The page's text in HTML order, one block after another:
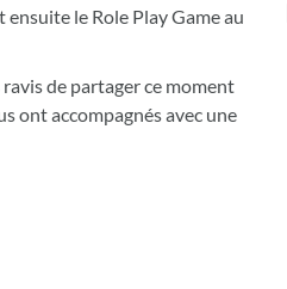
le Role Play Game au
de partager ce moment
ont accompagnés avec une